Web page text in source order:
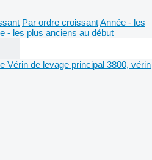
Par ordre croissantAnnée - les
- les plus anciens au début